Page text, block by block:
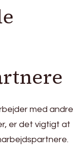
med andre
er det vigtigt at